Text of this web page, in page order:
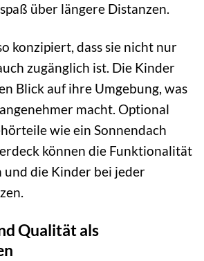
über längere Distanzen.
konzipiert, dass sie nicht nur
zugänglich ist. Die Kinder
Blick auf ihre Umgebung, was
macht. Optional
wie ein Sonnendach
können die Funktionalität
und die Kinder bei jeder
Qualität als